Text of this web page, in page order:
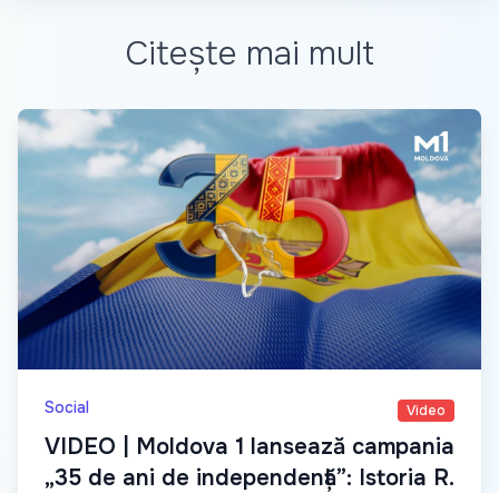
Citește mai mult
Social Video
VIDEO | Moldova 1 lansează campania
„35 de ani de independență”: Istoria R.